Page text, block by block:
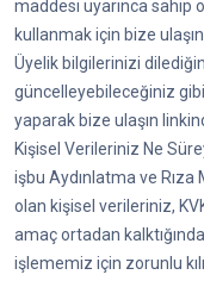
maddesi uyarınca sahip
kullanmak için bize
Üyelik bilgilerinizi
güncelleyebileceğiniz
yaparak bize ulaşın
Kişisel Verileriniz Ne
işbu Aydınlatma ve
olan kişisel verileriniz,
amaç ortadan
işlememiz için zorunlu